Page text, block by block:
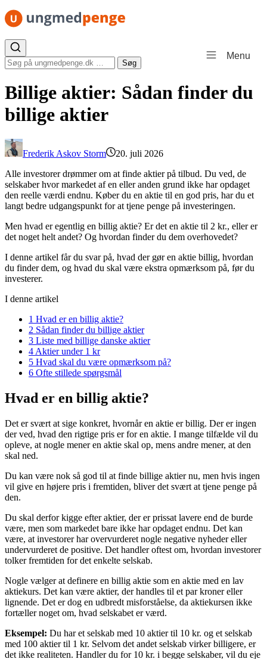
Spring til indhold
Menu
Søg efter: Søg
Billige aktier: Sådan finder du
billige aktier
Frederik Askov Storm
20. juli 2026
Alle investorer drømmer om at finde aktier på tilbud. Du ved, de
selskaber hvor markedet af en eller anden grund ikke har opdaget
den reelle værdi endnu. Køber du en aktie til en god pris, har du et
langt bedre udgangspunkt for at tjene penge på investeringen.
Men hvad er egentlig en billig aktie? Er det en aktie til 2 kr., eller er
det noget helt andet? Og hvordan finder du dem overhovedet?
I denne artikel får du svar på, hvad der gør en aktie billig, hvordan
du finder dem, og hvad du skal være ekstra opmærksom på, før du
investerer.
I denne artikel
1 Hvad er en billig aktie?
2 Sådan finder du billige aktier
3 Liste med billige danske aktier
4 Aktier under 1 kr
5 Hvad skal du være opmærksom på?
6 Ofte stillede spørgsmål
Hvad er en billig aktie?
Det er svært at sige konkret, hvornår en aktie er billig. Der er ingen
der ved, hvad den rigtige pris er for en aktie. I mange tilfælde vil du
opleve, at nogle mener en aktie skal op, mens andre mener, at den
skal ned.
Du kan være nok så god til at finde billige aktier nu, men hvis ingen
vil give en højere pris i fremtiden, bliver det svært at tjene penge på
den.
Du skal derfor kigge efter aktier, der er prissat lavere end de burde
være, men som markedet bare ikke har opdaget endnu. Det kan
være, at investorer har overvurderet nogle negative nyheder eller
undervurderet de positive. Det handler oftest om, hvordan investorer
tolker fremtiden for det enkelte selskab.
Nogle vælger at definere en billig aktie som en aktie med en lav
aktiekurs. Det kan være aktier, der handles til et par kroner eller
lignende. Det er dog en udbredt misforståelse, da aktiekursen ikke
fortæller noget om, hvad selskabet er værd.
Eksempel: Du har et selskab med 10 aktier til 10 kr. og et selskab
med 100 aktier til 1 kr. Selvom det andet selskab virker billigere, er
det ikke realiteten. Handler du for 10 kr. i begge selskaber, vil du eje